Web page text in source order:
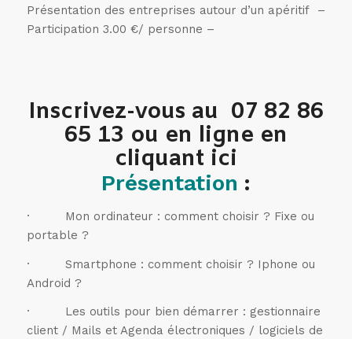
Présentation des entreprises autour d’un apéritif –
Participation 3.00 €/ personne –
Inscrivez-vous au 07 82 86
65 13 ou en ligne en
cliquant ici
Présentation :
· Mon ordinateur : comment choisir ? Fixe ou
portable ?
· Smartphone : comment choisir ? Iphone ou
Android ?
· Les outils pour bien démarrer : gestionnaire
client / Mails et Agenda électroniques / logiciels de